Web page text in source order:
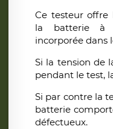
Ce testeur offre
la batterie à
incorporée dans
Si la tension de
pendant le test,
Si par contre la
batterie
défectueux.